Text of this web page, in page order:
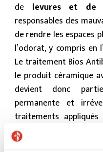
de levures et de
responsables des
de rendre les espaces
l’odorat, y compris en
Le traitement Bios
le produit céramique
devient donc
permanente et
traitements
l’efficacité du
Casalgrande Padana